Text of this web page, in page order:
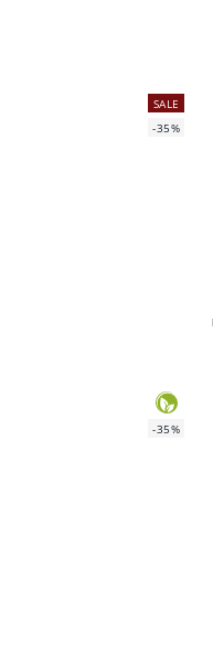
SALE
-35%
-35%